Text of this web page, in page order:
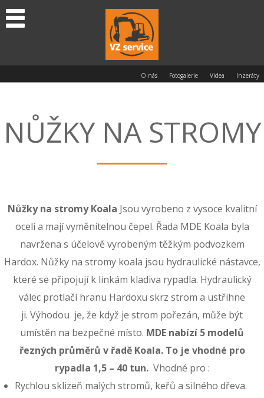
O nás Fotogalerie Videa Inzeráty
NŮŽKY NA STROMY
Nůžky na stromy Koala Jsou vyrobeno z vysoce kvalitní
oceli a mají vyměnitelnou čepel. Řada MDE Koala byla
navržena s účelově vyrobeným těžkým podvozkem
Hardox. Nůžky na stromy koala jsou hydraulické nástavce,
které se připojují k linkám kladiva rypadla. Hydraulický
válec protlačí hranu Hardoxu skrz strom a ustřihne
ji. Výhodou je, že když je strom pořezán, může být
umístěn na bezpečné místo. MDE nabízí 5 modelů
řezných průměrů v řadě Koala. To je vhodné pro
rypadla 1,5 – 40 tun. Vhodné pro :
Rychlou sklizeň malých stromů, keřů a silného dřeva.